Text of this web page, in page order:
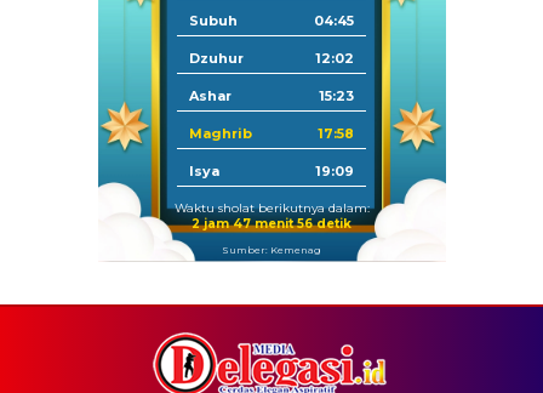
Subuh 04:45
Dzuhur 12:02
Ashar 15:23
Maghrib 17:58
Isya 19:09
Waktu sholat berikutnya dalam:
2 jam 47 menit 55 detik
Sumber: Kemenag